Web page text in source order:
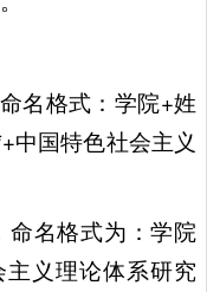
名格式：学院+姓
中国特色社会主义
命名格式为：学院
义理论体系研究